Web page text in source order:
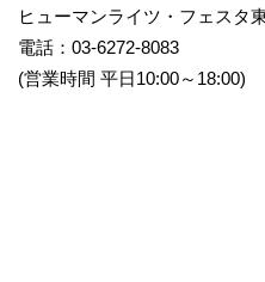
ヒューマンライツ・フェスタ
電話：03-6272-8083
(営業時間 平日10:00～18:00)